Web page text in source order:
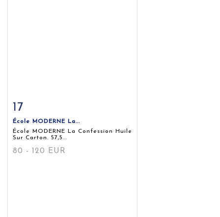
Fiche détaillée
17
École MODERNE La...
École MODERNE La Confession Huile
Sur Carton. 57,5...
80 - 120 EUR